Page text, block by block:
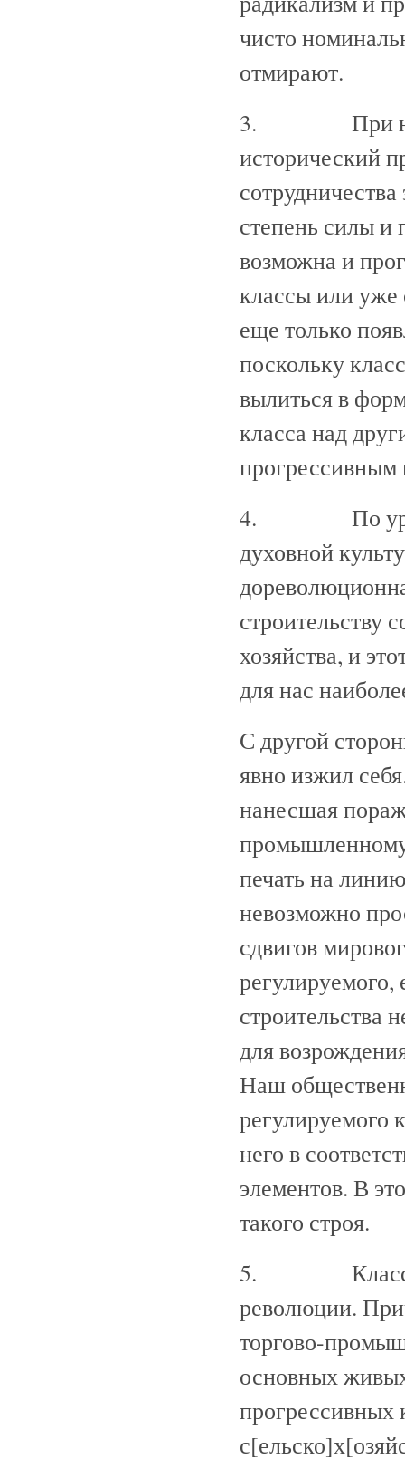
чисто
отмирают.
3. При
исторический
степень силы и
возможна и
классы или уже
еще только
поскольку
вылиться в
класса над
прогрессивным
4. По уровню
духовной
строительству
хозяйства, и
для нас
С другой
явно изжил
нанесшая
печать на
невозможно
сдвигов
строительства
для
Наш
регулируемого
него в
элементов. В
такого строя.
5. Классы в
революции.
торгово-
основных
прогрессивных